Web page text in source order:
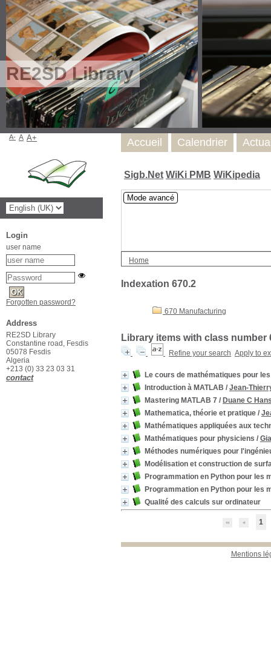
RE2SD Library
Sigb.Net WiKi PMB WiKipedia
Mode avancé
Home
Indexation 670.2
670 Manufacturing
Library items with class number
Refine your search Apply to
Le cours de mathématiques pour
Introduction à MATLAB / Jean-
Mastering MATLAB 7 / Duane C
Mathematica, théorie et pratique /
Mathématiques appliquées aux
Mathématiques pour physiciens /
Méthodes numériques pour
Modélisation et construction de
Programmation en Python pour les
Programmation en Python pour les
Qualité des calculs sur ordinateur
1
Mentions
Accueil Calendrier
A- A A+
Login
user name
Forgotten password?
Address
RE2SD Library
Constantine road, Fesdis
05078 Fesdis
Algeria
+213 (0) 33 23 03 31
contact